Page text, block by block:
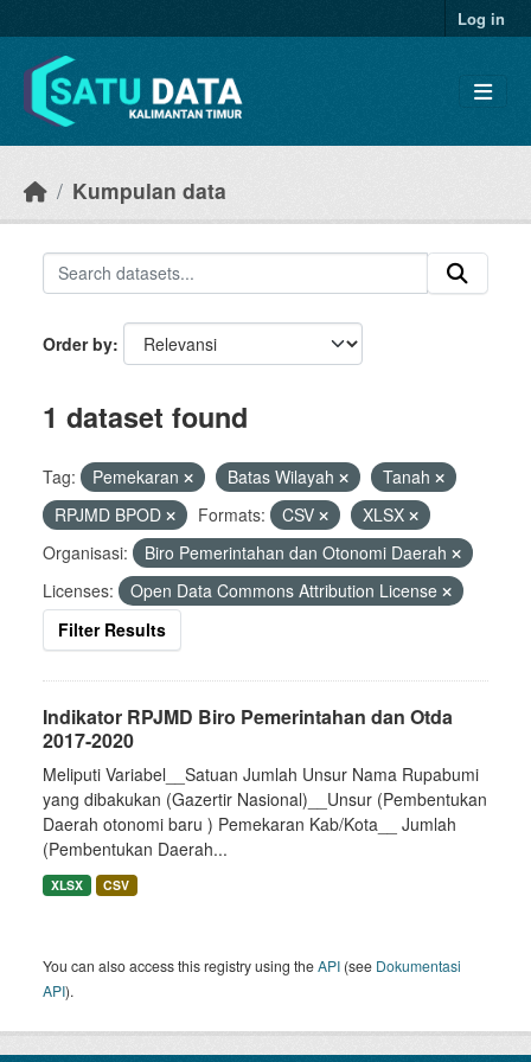
Log in
Kumpulan data
Order by
1 dataset found
Tag: Pemekaran Batas Wilayah
Tanah
RPJMD BPOD
Formats: CSV
XLSX
Organisasi:
Biro Pemerintahan dan Otonomi Daerah
Licenses:
Open Data Commons Attribution License
Filter Results
Indikator RPJMD Biro Pemerintahan dan Otda
2017-2020
Meliputi Variabel__Satuan Jumlah Unsur Nama Rupabumi
yang dibakukan (Gazertir Nasional)__Unsur (Pembentukan
Daerah otonomi baru ) Pemekaran Kab/Kota__ Jumlah
(Pembentukan Daerah...
XLSX CSV
You can also access this registry using theAPI (see Dokumentasi
API).